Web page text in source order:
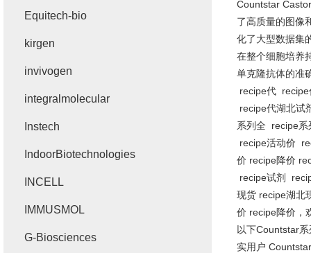
Countstar
了高质量的图像
化了大型数据集
在整个细胞培养
单克隆抗体的准
recipe代 recipe
recipe代湖北试
系列全 recipe系
recipe活动价
价 recipe降价
recipe试剂
现货 recipe湖北
价 recipe降价，
以下Countstar
实用户 Countstar
Equitech-bio
kirgen
invivogen
integralmolecular
Instech
IndoorBiotechnologies
INCELL
IMMUSMOL
G-Biosciences